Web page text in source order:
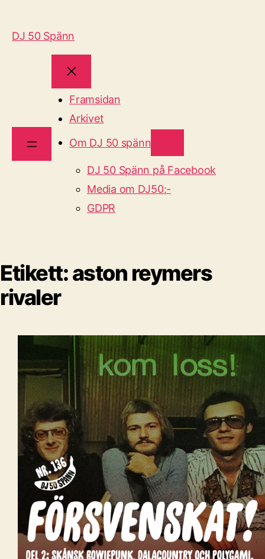
DJ 50 Spänn
Framsidan
Arkivet
Om DJ 50 spänn
DJ 50 Spänn på Facebook
Media om DJ50:-
GDPR
Etikett:aston reymers
rivaler